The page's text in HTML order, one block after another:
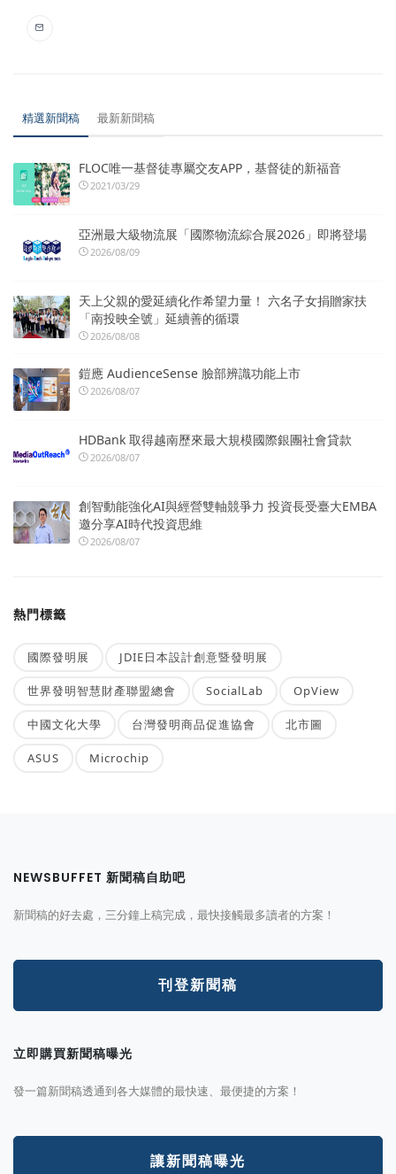
精選新聞稿 最新新聞稿
FLOC唯一基督徒專屬交友APP，基督徒的新福音
2021/03/29
亞洲最大級物流展「國際物流綜合展2026」即將登場
2026/08/09
天上父親的愛延續化作希望力量！ 六名子女捐贈家扶
「南投映全號」延續善的循環
2026/08/08
鎧應 AudienceSense 臉部辨識功能上市
2026/08/07
HDBank 取得越南歷來最大規模國際銀團社會貸款
2026/08/07
創智動能強化AI與經營雙軸競爭力 投資長受臺大EMBA
邀分享AI時代投資思維
2026/08/07
熱門標籤
國際發明展 JDIE日本設計創意暨發明展
世界發明智慧財產聯盟總會 SocialLab OpView
中國文化大學 台灣發明商品促進協會 北市圖
ASUS Microchip
NEWSBUFFET 新聞稿自助吧
新聞稿的好去處，三分鐘上稿完成，最快接觸最多讀者的方案！
刊登新聞稿
立即購買新聞稿曝光
發一篇新聞稿透通到各大媒體的最快速、最便捷的方案！
讓新聞稿曝光